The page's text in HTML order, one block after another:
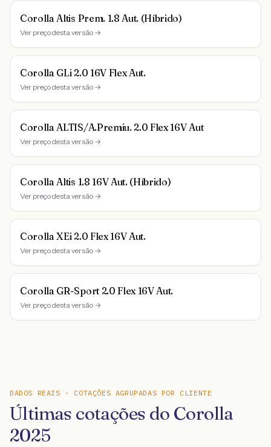
Corolla Altis Prem. 1.8 Aut. (Híbrido)
Ver preço desta versão →
Corolla GLi 2.0 16V Flex Aut.
Ver preço desta versão →
Corolla ALTIS/A.Premiu. 2.0 Flex 16V Aut
Ver preço desta versão →
Corolla Altis 1.8 16V Aut. (Híbrido)
Ver preço desta versão →
Corolla XEi 2.0 Flex 16V Aut.
Ver preço desta versão →
Corolla GR-Sport 2.0 Flex 16V Aut.
Ver preço desta versão →
DADOS REAIS · COTAÇÕES AGRUPADAS POR CLIENTE
Últimas cotações do Corolla
2025